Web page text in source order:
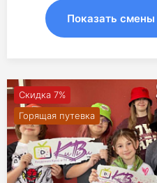
Показать смены
Скидка 7%
Горящая путевка